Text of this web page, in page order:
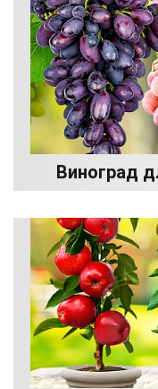
Виноград